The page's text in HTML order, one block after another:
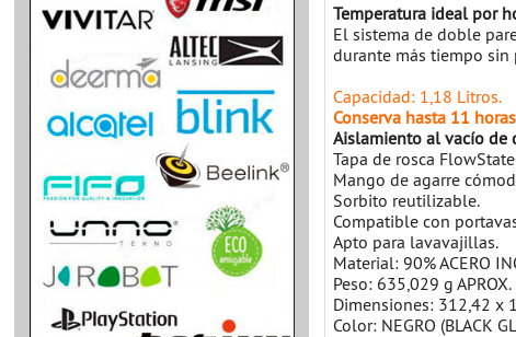
Temperatura ideal por
El sistema de doble
durante más tiempo sin
Capacidad: 1,18 Litros.
Conserva hasta 11
Aislamiento al vacío de
Tapa de rosca
Mango de agarre
Sorbito reutilizable.
Compatible con
Apto para lavavajillas.
Material: 90% ACERO
Peso: 635,029 g APROX.
Dimensiones: 312,42 x
Color: NEGRO (BLACK